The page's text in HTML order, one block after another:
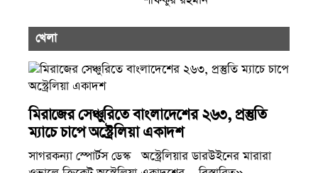
খেলা
মিরাজের সেঞ্চুরিতে বাংলাদেশের ২৬৩, প্রস্তুতি
ম্যাচে চাপে অস্ট্রেলিয়া একাদশ
সাগরকন্যা স্পোর্টস ডেস্ক অস্ট্রেলিয়ার ডারউইনের মারারা
ওভালে ক্রিকেট অস্ট্রেলিয়া একাদশের... বিস্তারিত»